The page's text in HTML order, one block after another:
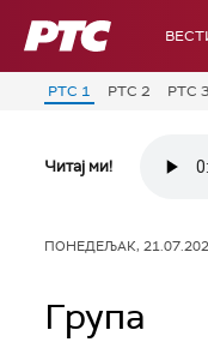
РТС
РТС 1 РТС 2 РТС 3
Читај ми!
ПОНЕДЕЉАК,
Група